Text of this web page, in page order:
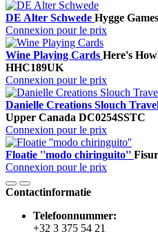
DE Alter Schwede Hygge Games
Connexion pour le prix
Wine Playing Cards Here's How
HHC189UK
Connexion pour le prix
Danielle Creations Slouch
Upper Canada DC0254SSTC
Connexion pour le prix
Floatie ''modo chiringuito''
Connexion pour le prix
Contactinformatie
Telefoonnummer:
+32 3 375 54 21